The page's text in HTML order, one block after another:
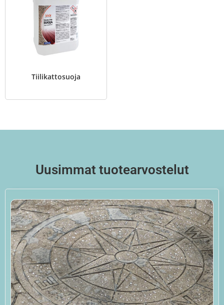
Tiilikattosuoja
Uusimmat tuotearvostelut